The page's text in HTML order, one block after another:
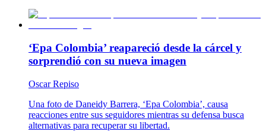
‘Epa Colombia’ reapareció desde la cárcel y
sorprendió con su nueva imagen
Oscar Repiso
Una foto de Daneidy Barrera, ‘Epa Colombia’, causa
reacciones entre sus seguidores mientras su defensa busca
alternativas para recuperar su libertad.